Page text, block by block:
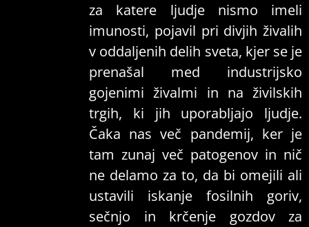
za katere ljudje nismo imeli
imunosti, pojavil pri divjih živalih
v oddaljenih delih sveta, kjer se je
prenašal med industrijsko
gojenimi živalmi in na živilskih
trgih, ki jih uporabljajo ljudje.
Čaka nas več pandemij, ker je
tam zunaj več patogenov in nič
ne delamo za to, da bi omejili ali
ustavili iskanje fosilnih goriv,
sečnjo in krčenje gozdov za